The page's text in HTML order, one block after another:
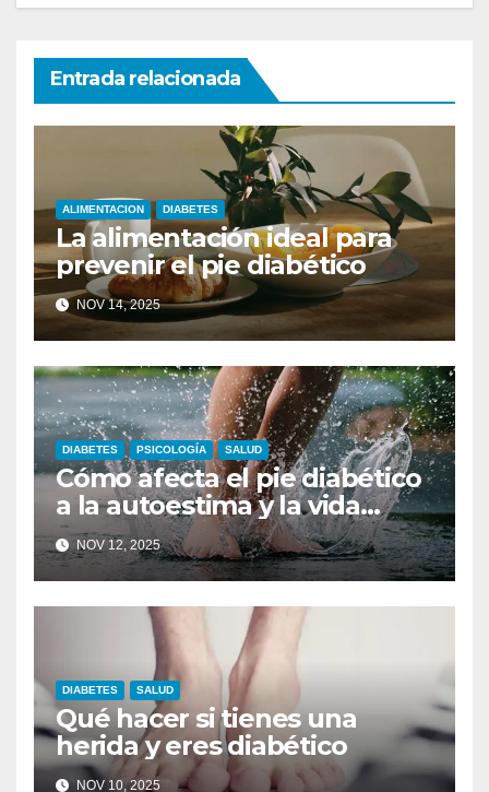
Entrada relacionada
ALIMENTACION DIABETES
La alimentación ideal para
prevenir el pie diabético
NOV 14, 2025
DIABETES PSICOLOGÍA SALUD
Cómo afecta el pie diabético
a la autoestima y la vida
diaria
NOV 12, 2025
DIABETES SALUD
Qué hacer si tienes una
herida y eres diabético
NOV 10, 2025